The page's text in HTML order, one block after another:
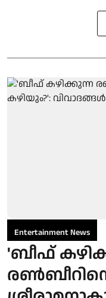
Entertainment News
'ബീഫ്